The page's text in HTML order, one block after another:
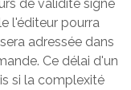
de validité signé
l'éditeur pourra
adressée dans
Ce délai d'un
si la complexité